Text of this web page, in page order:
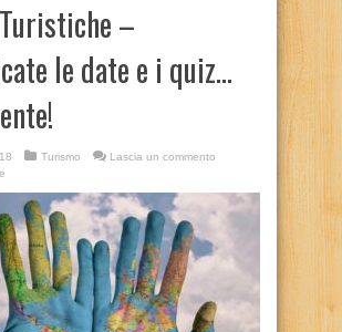
–
le date e i quiz…
Turismo
Lascia un commento